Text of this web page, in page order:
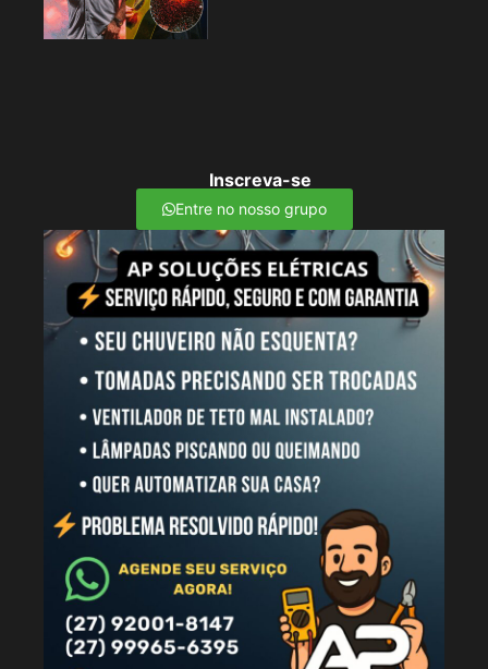
Inscreva-se
Entre no nosso grupo